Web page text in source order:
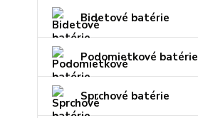
Bidetové batérie
Podomietkové batérie
Sprchové batérie